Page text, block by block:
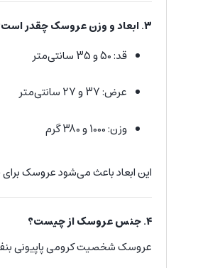
۳. ابعاد و وزن عروسک چقدر است؟
قد: 50 و 35 سانتی‌متر
عرض: 37 و 27 سانتی‌متر
وزن: 1000 و 380 گرم
این ابعاد باعث می‌شود عروسک برای
۴. جنس عروسک از چیست؟
عروسک شخصیت کرومی پاپیونی